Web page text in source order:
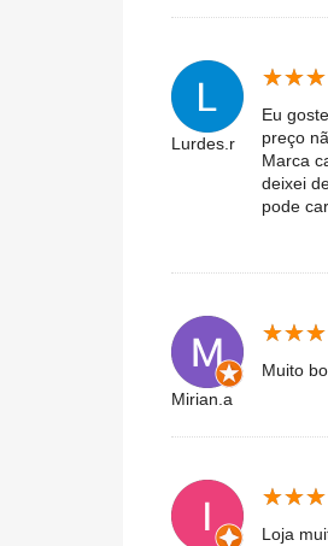
Lurdes.r
★★★
★★★
Eu
preço
Marca
deixei
pode
Mirian.a
★★★
★★★
Muito
★★★
★★★
Loja